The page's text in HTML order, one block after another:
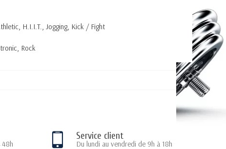
H.I.I.T., Jogging, Kick / Fight
Rock
48h
Service client
Du lundi au vendredi de 9h à 18h